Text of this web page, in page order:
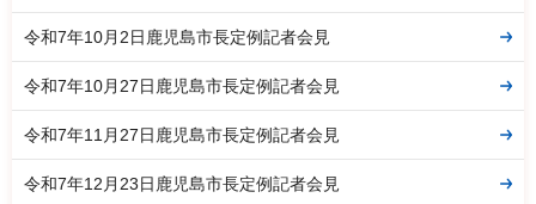
令和7年10月2日鹿児島市長定例記者会見
令和7年10月27日鹿児島市長定例記者会見
令和7年11月27日鹿児島市長定例記者会見
令和7年12月23日鹿児島市長定例記者会見